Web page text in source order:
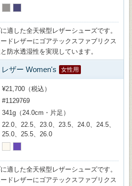
適した全天候型レザーシューズです。
ドレザーにゴアテックスファブリクス
防水透湿性を実現しています。
ザー Women's 女性用
¥21,700（税込）
#1129769
341g（24.0cm・片足）
22.0、22.5、23.0、23.5、24.0、24.5、
25.0、25.5、26.0
適した全天候型レザーシューズです。
ドレザーにゴアテックスファブリクス